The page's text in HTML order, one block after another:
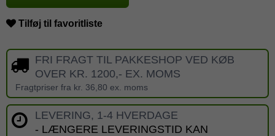
Tilføj til favoritliste
FRI FRAGT TIL PAKKESHOP VED KØB
OVER KR. 1200,- EX. MOMS
Fragtpriser fra kr. 36,80 ex. moms
LEVERING, 1-4 HVERDAGE
- LÆNGERE LEVERINGSTID KAN